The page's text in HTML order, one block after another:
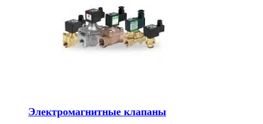
Электромагнитные клапаны